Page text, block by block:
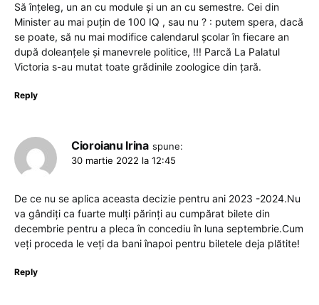
Să înțeleg, un an cu module și un an cu semestre. Cei din
Minister au mai puțin de 100 IQ , sau nu ? : putem spera, dacă
se poate, să nu mai modifice calendarul școlar în fiecare an
după doleanțele și manevrele politice, !!! Parcă La Palatul
Victoria s-au mutat toate grădinile zoologice din țară.
Reply
Cioroianu Irina spune:
30 martie 2022 la 12:45
De ce nu se aplica aceasta decizie pentru ani 2023 -2024.Nu
va gândiți ca fuarte mulți părinți au cumpărat bilete din
decembrie pentru a pleca în concediu în luna septembrie.Cum
veți proceda le veți da bani înapoi pentru biletele deja plătite!
Reply